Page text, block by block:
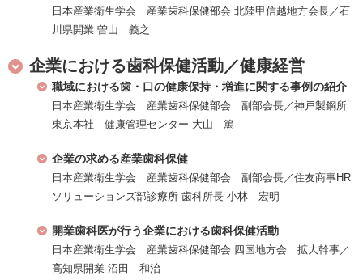
日本産業衛生学会 産業歯科保健部会 北陸甲信越地方会長／石
川県開業 曽山 義之
企業における歯科保健活動／健康経営
職域における歯・口の健康保持・増進に関する事例の紹介
日本産業衛生学会 産業歯科保健部会 副部会長／神戸製鋼所
東京本社 健康管理センター 大山 篤
企業の求める産業歯科保健
日本産業衛生学会 産業歯科保健部会 副部会長／住友商事HR
ソリューションズ部診療所 歯科所長 小林 宏明
開業歯科医が行う企業における歯科保健活動
日本産業衛生学会 産業歯科保健部会 四国地方会 拡大幹事／
高知県開業 沼田 和治